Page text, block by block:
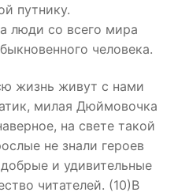
путнику.
люди со всего мира
человека.
жизнь живут с нами
милая Дюймовочка
на свете такой
не знали героев
и удивительные
читателей. (10)В